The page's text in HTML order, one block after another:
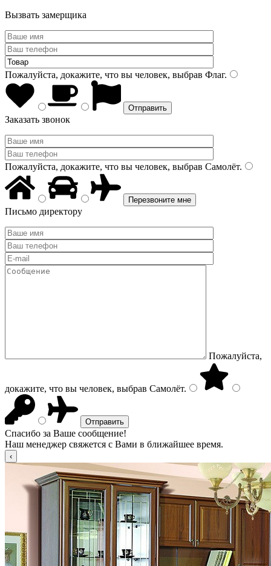
Вызвать замерщика
Пожалуйста, докажите, что вы человек, выбрав Флаг.
Заказать звонок
Пожалуйста, докажите, что вы человек, выбрав Самолёт.
Письмо директору
Пожалуйста,
докажите, что вы человек, выбрав Самолёт.
Спасибо за Ваше сообщение!
Наш менеджер свяжется с Вами в ближайшее время.